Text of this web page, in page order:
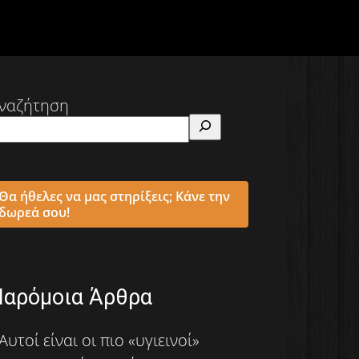
ήθελες να μας στηρίξεις; Κάνε την
σου!
Άρθρα
είναι οι πιο «υγιεινοί»